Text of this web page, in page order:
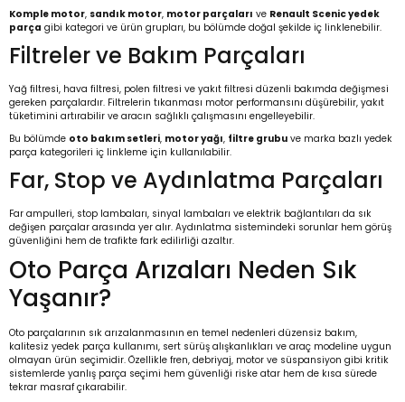
Komple motor, sandık motor, motor parçaları ve Renault Scenic yedek
parça gibi kategori ve ürün grupları, bu bölümde doğal şekilde iç linklenebilir.
Filtreler ve Bakım Parçaları
Yağ filtresi, hava filtresi, polen filtresi ve yakıt filtresi düzenli bakımda değişmesi
gereken parçalardır. Filtrelerin tıkanması motor performansını düşürebilir, yakıt
tüketimini artırabilir ve aracın sağlıklı çalışmasını engelleyebilir.
Bu bölümde oto bakım setleri, motor yağı, filtre grubu ve marka bazlı yedek
parça kategorileri iç linkleme için kullanılabilir.
Far, Stop ve Aydınlatma Parçaları
Far ampulleri, stop lambaları, sinyal lambaları ve elektrik bağlantıları da sık
değişen parçalar arasında yer alır. Aydınlatma sistemindeki sorunlar hem görüş
güvenliğini hem de trafikte fark edilirliği azaltır.
Oto Parça Arızaları Neden Sık
Yaşanır?
Oto parçalarının sık arızalanmasının en temel nedenleri düzensiz bakım,
kalitesiz yedek parça kullanımı, sert sürüş alışkanlıkları ve araç modeline uygun
olmayan ürün seçimidir. Özellikle fren, debriyaj, motor ve süspansiyon gibi kritik
sistemlerde yanlış parça seçimi hem güvenliği riske atar hem de kısa sürede
tekrar masraf çıkarabilir.